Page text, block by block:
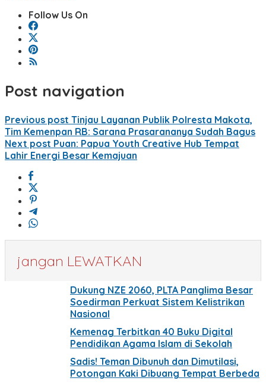
Follow Us On
Post navigation
Previous post Tinjau Layanan Publik Polresta Makota,
Tim Kemenpan RB: Sarana Prasarananya Sudah Bagus
Next post Puan: Papua Youth Creative Hub Tempat
Lahir Energi Besar Kemajuan
jangan LEWATKAN
Dukung NZE 2060, PLTA Panglima Besar
Soedirman Perkuat Sistem Kelistrikan
Nasional
Kemenag Terbitkan 40 Buku Digital
Pendidikan Agama Islam di Sekolah
Sadis! Teman Dibunuh dan Dimutilasi,
Potongan Kaki Dibuang Tempat Berbeda